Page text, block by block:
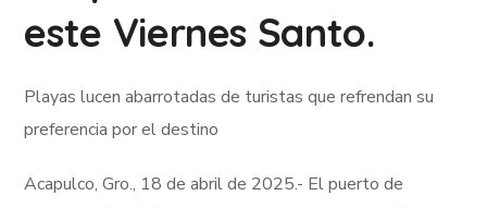
este Viernes Santo.
Playas lucen abarrotadas de turistas que refrendan su
preferencia por el destino
Acapulco, Gro., 18 de abril de 2025.- El puerto de